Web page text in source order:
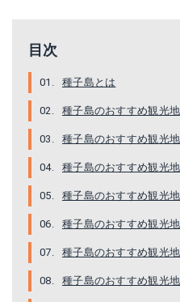
目次
種子島とは
種子島のおすすめ観光
種子島のおすすめ観光
種子島のおすすめ観光
種子島のおすすめ観光
種子島のおすすめ観光
種子島のおすすめ観光
種子島のおすすめ観光